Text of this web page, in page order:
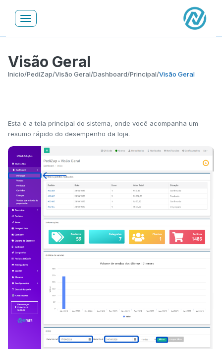
Toggle
Visão Geral
Inicio/PediZap/Visão Geral/Dashboard/Principal/Visão Geral
Esta é a tela principal do sistema, onde você acompanha um
resumo rápido do desempenho da loja.